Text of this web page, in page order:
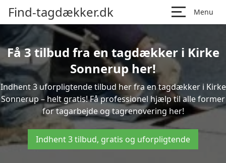
Find-tagdækker.dk Menu
Få 3 tilbud fra en tagdækker i Kirke
Sonnerup her!
Indhent 3 uforpligtende tilbud her fra en tagdækker i Kirke
Sonnerup – helt gratis! Få professionel hjælp til alle former
for tagarbejde og tagrenovering her!
Indhent 3 tilbud, gratis og uforpligtende